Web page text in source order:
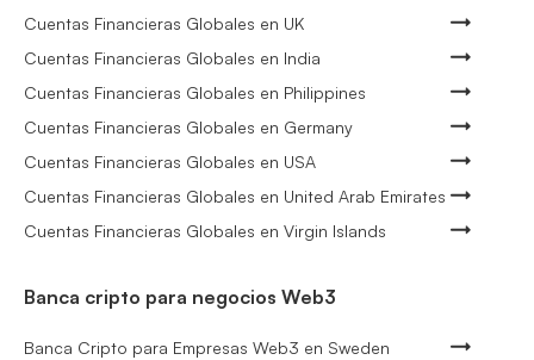
Cuentas Financieras Globales en UK
Cuentas Financieras Globales en India
Cuentas Financieras Globales en Philippines
Cuentas Financieras Globales en Germany
Cuentas Financieras Globales en USA
Cuentas Financieras Globales en United Arab Emirates
Cuentas Financieras Globales en Virgin Islands
Banca cripto para negocios Web3
Banca Cripto para Empresas Web3 en Sweden